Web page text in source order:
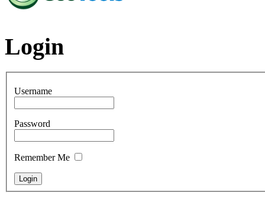
Login
Username
Password
Remember Me